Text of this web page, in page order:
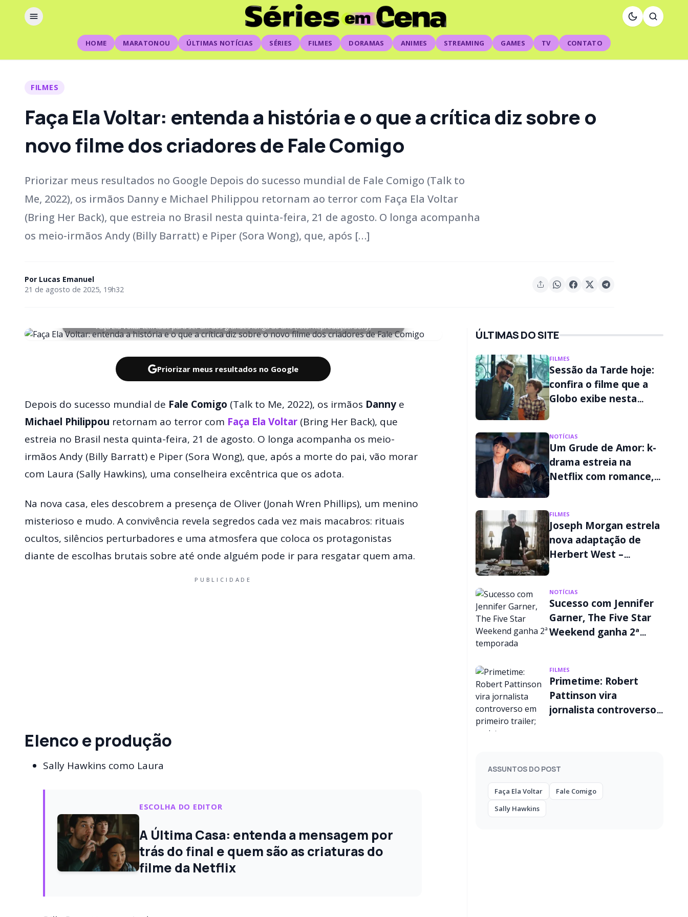
HOME MARATONOU ÚLTIMAS NOTÍCIAS SÉRIES FILMES DORAMAS ANIMES STREAMING GAMES TV CONTATO
FILMES
Faça Ela Voltar: entenda a história e o que a crítica diz sobre o
novo filme dos criadores de Fale Comigo
Priorizar meus resultados no Google Depois do sucesso mundial de Fale Comigo (Talk to
Me, 2022), os irmãos Danny e Michael Philippou retornam ao terror com Faça Ela Voltar
(Bring Her Back), que estreia no Brasil nesta quinta-feira, 21 de agosto. O longa acompanha
os meio-irmãos Andy (Billy Barratt) e Piper (Sora Wong), que, após […]
Por Lucas Emanuel
21 de agosto de 2025, 19h32
Faça Ela Voltar tem tudo para ser um dos grandes longa do ano (foto: Reprodução/Sony)
Priorizar meus resultados no Google
Depois do sucesso mundial de Fale Comigo (Talk to Me, 2022), os irmãos Danny e
Michael Philippou retornam ao terror com Faça Ela Voltar (Bring Her Back), que
estreia no Brasil nesta quinta-feira, 21 de agosto. O longa acompanha os meio-
irmãos Andy (Billy Barratt) e Piper (Sora Wong), que, após a morte do pai, vão morar
com Laura (Sally Hawkins), uma conselheira excêntrica que os adota.
Na nova casa, eles descobrem a presença de Oliver (Jonah Wren Phillips), um menino
misterioso e mudo. A convivência revela segredos cada vez mais macabros: rituais
ocultos, silêncios perturbadores e uma atmosfera que coloca os protagonistas
diante de escolhas brutais sobre até onde alguém pode ir para resgatar quem ama.
PUBLICIDADE
Elenco e produção
Sally Hawkins como Laura
ESCOLHA DO EDITOR
A Última Casa: entenda a mensagem por
trás do final e quem são as criaturas do
filme da Netflix
ÚLTIMAS DO SITE
FILMES
Sessão da Tarde hoje:
confira o filme que a
Globo exibe nesta
NOTÍCIAS
Um Grude de Amor: k-
drama estreia na
Netflix com romance,
FILMES
Joseph Morgan estrela
nova adaptação de
Herbert West –
NOTÍCIAS
Sucesso com Jennifer
Garner, The Five Star
Weekend ganha 2ª
FILMES
Primetime: Robert
Pattinson vira
jornalista controverso
ASSUNTOS DO POST
Faça Ela Voltar
Fale Comigo
Sally Hawkins